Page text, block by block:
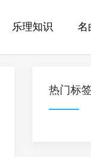
乐理知识 名
热门标